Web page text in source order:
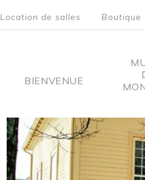
Location de salles Boutique
Main
BIENVENUE